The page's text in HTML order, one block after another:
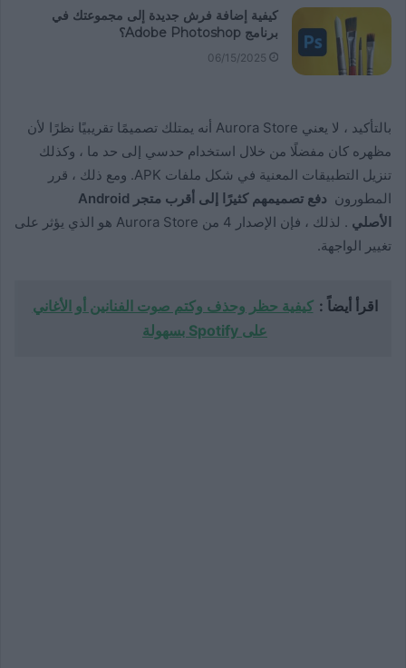
كيفية إضافة فرش جديدة إلى مجموعتك في
برنامج Adobe Photoshop؟
06/15/2025
بالتأكيد ، لا يعني Aurora Store أنه يمتلك تصميمًا تقريبيًا نظرًا لأن
مظهره كان مفضلًا من خلال استخدام حدسي إلى حد ما ، وكذلك
تنزيل التطبيقات المعنية في شكل ملفات APK. ومع ذلك ، قرر
المطورون
دفع تصميمهم كثيرًا إلى أقرب متجر Android
الأصلي
. لذلك ، فإن الإصدار 4 من Aurora Store هو الذي يؤثر على
تغيير الواجهة.
اقرأ أيضاً : كيفية حظر وحذف وكتم صوت الفنانين أو الأغاني
على Spotify بسهولة